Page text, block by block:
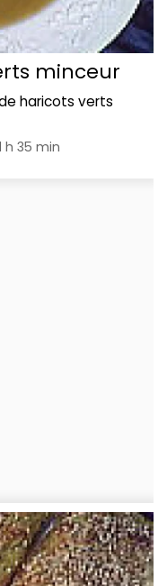
minceur
haricots verts
h 35 min